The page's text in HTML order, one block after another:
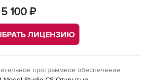
100 ₽
ЛИЦЕНЗИЮ
программное обеспечение